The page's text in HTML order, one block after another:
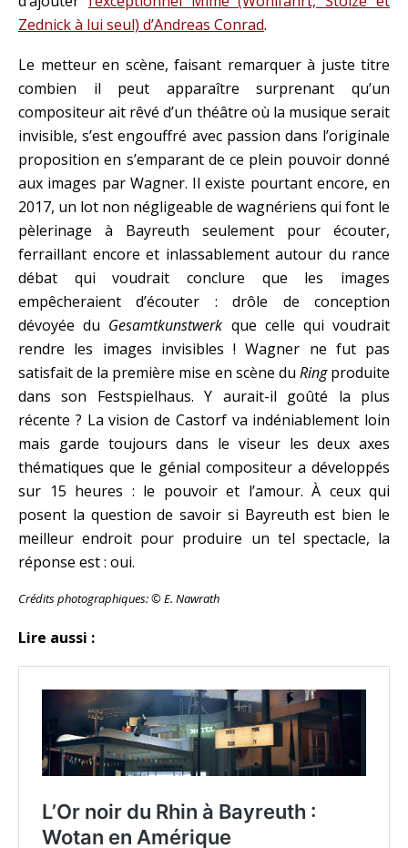
Zednick à lui seul) d’Andreas Conrad.
Le metteur en scène, faisant remarquer à juste titre
combien il peut apparaître surprenant qu’un
compositeur ait rêvé d’un théâtre où la musique serait
invisible, s’est engouffré avec passion dans l’originale
proposition en s’emparant de ce plein pouvoir donné
aux images par Wagner. Il existe pourtant encore, en
2017, un lot non négligeable de wagnériens qui font le
pèlerinage à Bayreuth seulement pour écouter,
ferraillant encore et inlassablement autour du rance
débat qui voudrait conclure que les images
empêcheraient d’écouter : drôle de conception
dévoyée du Gesamtkunstwerk que celle qui voudrait
rendre les images invisibles ! Wagner ne fut pas
satisfait de la première mise en scène du Ringproduite
dans son Festspielhaus. Y aurait-il goûté la plus
récente ? La vision de Castorf va indéniablement loin
mais garde toujours dans le viseur les deux axes
thématiques que le génial compositeur a développés
sur 15 heures : le pouvoir et l’amour. À ceux qui
posent la question de savoir si Bayreuth est bien le
meilleur endroit pour produire un tel spectacle, la
réponse est : oui.
Crédits photographiques: © E. Nawrath
Lire aussi :